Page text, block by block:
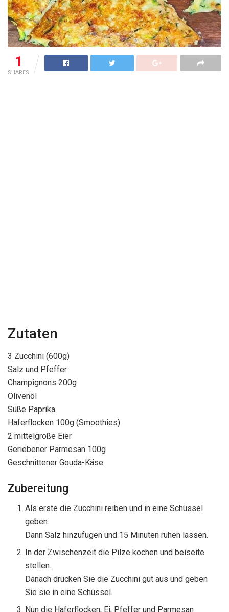
1
SHARES
Zutaten
3 Zucchini (600g)
Salz und Pfeffer
Champignons 200g
Olivenöl
Süße Paprika
Haferflocken 100g (Smoothies)
2 mittelgroße Eier
Geriebener Parmesan 100g
Geschnittener Gouda-Käse
Zubereitung
Als erste die Zucchini reiben und in eine Schüssel
geben.
Dann Salz hinzufügen und 15 Minuten ruhen lassen.
In der Zwischenzeit die Pilze kochen und beiseite
stellen.
Danach drücken Sie die Zucchini gut aus und geben
Sie sie in eine Schüssel.
Nun die Haferflocken, Ei, Pfeffer und Parmesan